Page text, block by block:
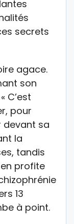
secrets
agace.
son
C’est
pour
devant sa
la
tandis
profite
13
à point.